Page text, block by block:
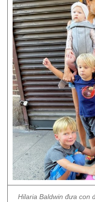
Hilaria Baldwin đưa con